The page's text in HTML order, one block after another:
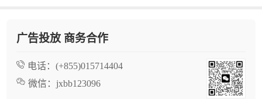
广告投放 商务合作
电话： (+855)015714404
微信： jxbb123096